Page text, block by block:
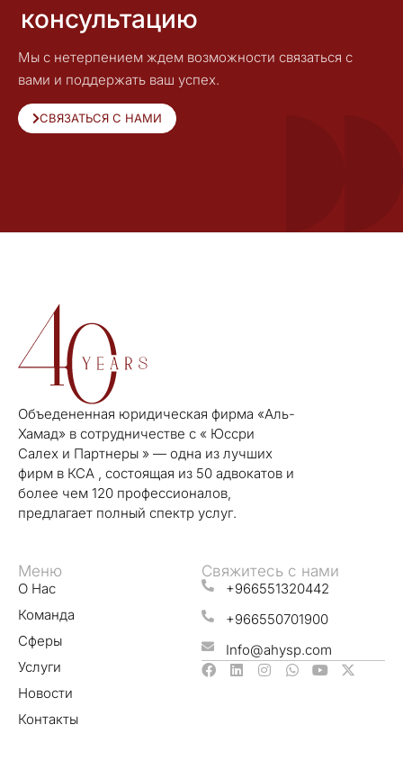
консультацию
Мы с нетерпением ждем возможности связаться с
вами и поддержать ваш успех.
СВЯЗАТЬСЯ С НАМИ
Объедененная юридическая фирма «Аль-
Хамад» в сотрудничестве с « Юссри
Салех и Партнеры » — одна из лучших
фирм в КСА , состоящая из 50 адвокатов и
более чем 120 профессионалов,
предлагает полный спектр услуг.
Меню
О Нас
Команда
Сферы
Услуги
Новости
Контакты
Свяжитесь с нами
+966551320442
+966550701900
Info@ahysp.com